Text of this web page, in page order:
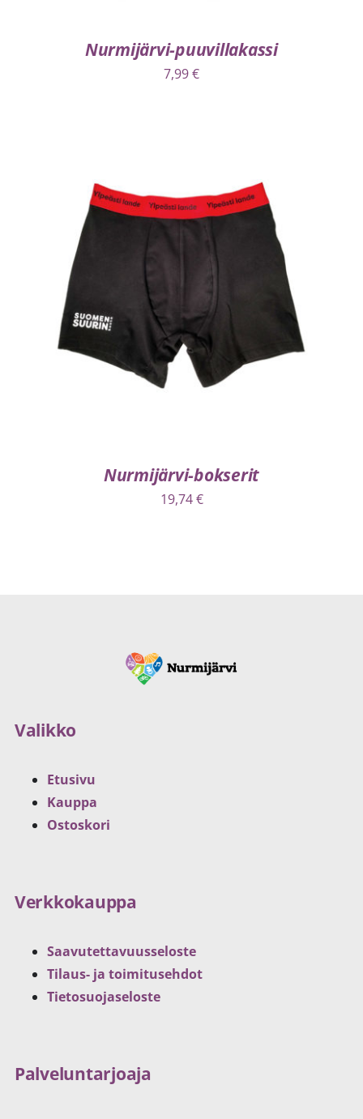
Nurmijärvi-puuvillakassi
7,99€
VALITSE VAIHTOEHDOISTA LISÄTIEDOT
Nurmijärvi-bokserit
19,74€
Valikko
Etusivu
Kauppa
Ostoskori
Verkkokauppa
Saavutettavuusseloste
Tilaus- ja toimitusehdot
Tietosuojaseloste
Palveluntarjoaja